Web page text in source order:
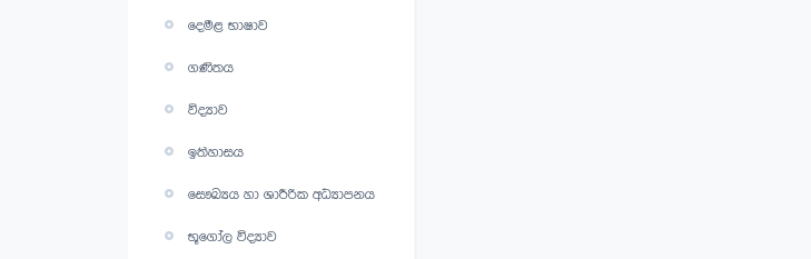
දෙමළ භාෂාව
ගණිතය
විද්‍යාව
ඉතිහාසය
සෞඛ්‍යය හා ශාරීරික අධ්‍යාපනය
භූගෝල විද්‍යාව